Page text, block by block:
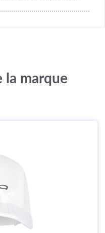
la marque